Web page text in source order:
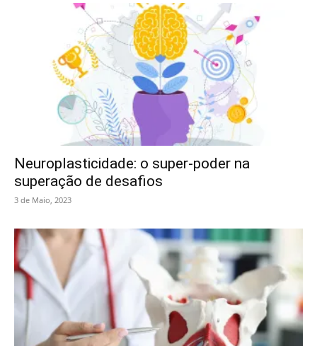
Neuroplasticidade: o super-poder na
superação de desafios
3 de Maio, 2023